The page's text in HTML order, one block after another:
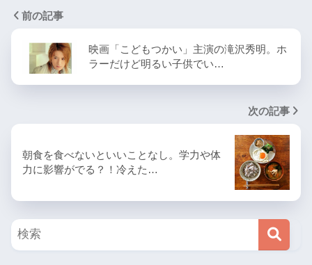
前の記事
映画「こどもつかい」主演の滝沢秀明。ホ
ラーだけど明るい子供でい…
次の記事
朝食を食べないといいことなし。学力や体
力に影響がでる？！冷えた…